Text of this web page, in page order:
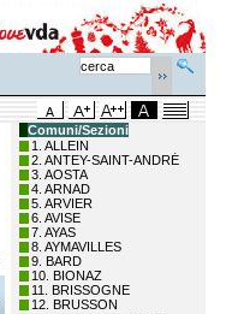
Comuni/Sezioni
1. ALLEIN
2. ANTEY-SAINT-ANDRÉ
3. AOSTA
4. ARNAD
5. ARVIER
6. AVISE
7. AYAS
8. AYMAVILLES
9. BARD
10. BIONAZ
11. BRISSOGNE
12. BRUSSON